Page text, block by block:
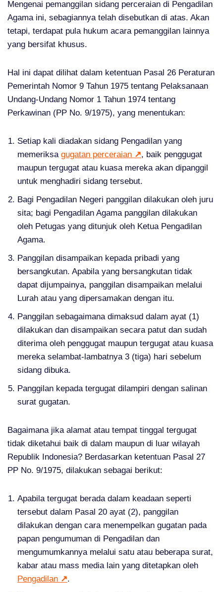
Mengenai pemanggilan sidang perceraian di Pengadilan
Agama ini, sebagiannya telah disebutkan di atas. Akan
tetapi, terdapat pula hukum acara pemanggilan lainnya
yang bersifat khusus.
Hal ini dapat dilihat dalam ketentuan Pasal 26 Peraturan
Pemerintah Nomor 9 Tahun 1975 tentang Pelaksanaan
Undang-Undang Nomor 1 Tahun 1974 tentang
Perkawinan (PP No. 9/1975), yang menentukan:
Setiap kali diadakan sidang Pengadilan yang
memeriksa gugatan perceraian ↗, baik penggugat
maupun tergugat atau kuasa mereka akan dipanggil
untuk menghadiri sidang tersebut.
Bagi Pengadilan Negeri panggilan dilakukan oleh juru
sita; bagi Pengadilan Agama panggilan dilakukan
oleh Petugas yang ditunjuk oleh Ketua Pengadilan
Agama.
Panggilan disampaikan kepada pribadi yang
bersangkutan. Apabila yang bersangkutan tidak
dapat dijumpainya, panggilan disampaikan melalui
Lurah atau yang dipersamakan dengan itu.
Panggilan sebagaimana dimaksud dalam ayat (1)
dilakukan dan disampaikan secara patut dan sudah
diterima oleh penggugat maupun tergugat atau kuasa
mereka selambat-lambatnya 3 (tiga) hari sebelum
sidang dibuka.
Panggilan kepada tergugat dilampiri dengan salinan
surat gugatan.
Bagaimana jika alamat atau tempat tinggal tergugat
tidak diketahui baik di dalam maupun di luar wilayah
Republik Indonesia? Berdasarkan ketentuan Pasal 27
PP No. 9/1975, dilakukan sebagai berikut:
Apabila tergugat berada dalam keadaan seperti
tersebut dalam Pasal 20 ayat (2), panggilan
dilakukan dengan cara menempelkan gugatan pada
papan pengumuman di Pengadilan dan
mengumumkannya melalui satu atau beberapa surat,
kabar atau mass media lain yang ditetapkan oleh
Pengadilan ↗.